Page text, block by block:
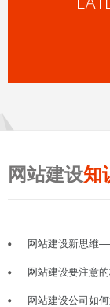
网站建设知
网站建设新思维
网站建设要注意
网站建设公司如